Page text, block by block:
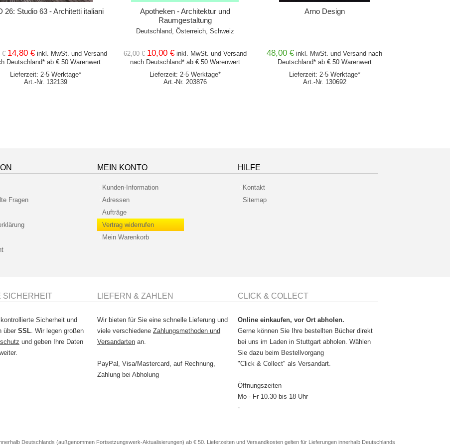
26: Studio 63 - Architetti italiani
€ 14,80 € inkl. MwSt. und Versand
Deutschland* ab € 50 Warenwert
Lieferzeit: 2-5 Werktage*
Art.-Nr. 132139
Apotheken - Architektur und
Raumgestaltung
Deutschland, Österreich, Schweiz
62,00 € 10,00 € inkl. MwSt. und Versand
nach Deutschland* ab € 50 Warenwert
Lieferzeit: 2-5 Werktage*
Art.-Nr. 203876
Arno Design
48,00 € inkl. MwSt. und Versand nach
Deutschland* ab € 50 Warenwert
Lieferzeit: 2-5 Werktage*
Art.-Nr. 130692
Fragen
MEIN KONTO
Kunden-Information
Adressen
Aufträge
Vertrag widerrufen
Mein Warenkorb
HILFE
Kontakt
Sitemap
SICHERHEIT
Sicherheit und
über SSL . Wir legen großen
und geben Ihre Daten
LIEFERN & ZAHLEN
Wir bieten für Sie eine schnelle Lieferung und
viele verschiedene Zahlungsmethoden und
Versandarten an.
PayPal, Visa/Mastercard, auf Rechnung,
Zahlung bei Abholung
CLICK & COLLECT
Online einkaufen, vor Ort abholen.
Gerne können Sie Ihre bestellten Bücher direkt
bei uns im Laden in Stuttgart abholen. Wählen
Sie dazu beim Bestellvorgang
"Click & Collect" als Versandart.
Öffnungszeiten
Mo - Fr 10.30 bis 18 Uhr
-
Deutschlands (außgenommen Fortsetzungswerk-Aktualisierungen) ab € 50. Lieferzeiten und Versandkosten gelten für Lieferungen innerhalb Deutschlands